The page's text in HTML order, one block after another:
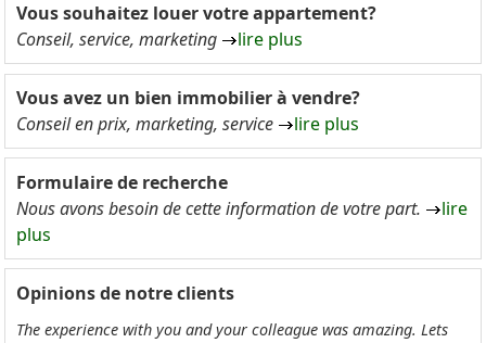
Vous souhaitez louer votre appartement?
Conseil, service, marketing
lire plus
Vous avez un bien immobilier à vendre?
Conseil en prix, marketing, service
lire plus
Formulaire de recherche
Nous avons besoin de cette information de votre part.
lire
plus
Opinions de notre clients
The experience with you and your colleague was amazing. Lets